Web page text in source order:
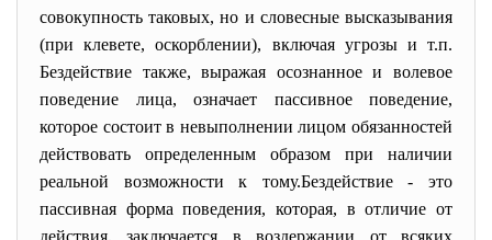
совокупность таковых, но и словесные высказывания
(при клевете, оскорблении), включая угрозы и т.п.
Бездействие также, выражая осознанное и волевое
поведение лица, означает пассивное поведение,
которое состоит в невыполнении лицом обязанностей
действовать определенным образом при наличии
реальной возможности к тому.Бездействие - это
пассивная форма поведения, которая, в отличие от
действия, заключается в воздержании от всяких